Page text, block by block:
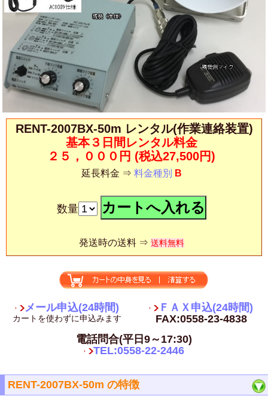
RENT-2007BX-50m レンタル(作業連絡装置)
基本３日間レンタル料金
２５，０００円 (税込27,500円)
延長料金 ⇒ 料金種別 B
数量
発送時の送料 ⇒ 送料無料
メール申込(24時間)
カートを使わずに申込みます
ＦＡＸ申込(24時間)
FAX:0558-23-4838
電話問合(平日9～17:30)
TEL:0558-22-2446
RENT-2007BX-50m の特徴